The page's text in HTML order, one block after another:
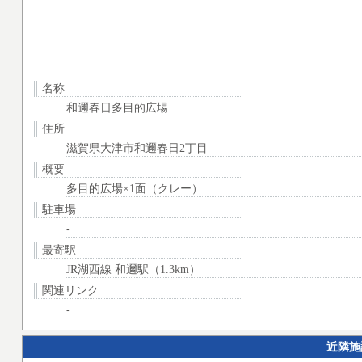
名称
和邇春日多目的広場
住所
滋賀県大津市和邇春日2丁目
概要
多目的広場×1面（クレー）
駐車場
-
最寄駅
JR湖西線 和邇駅（1.3km）
関連リンク
-
近隣